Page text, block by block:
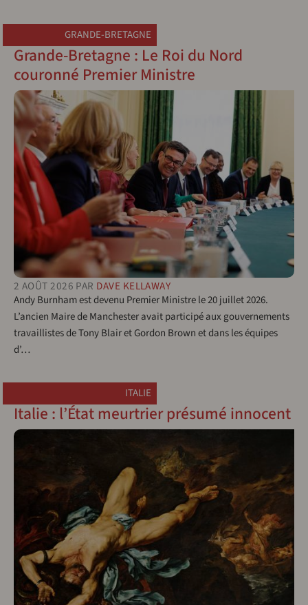
GRANDE-BRETAGNE
Grande-Bretagne : Le Roi du Nord
couronné Premier Ministre
2 AOÛT 2026 PAR DAVE KELLAWAY
Andy Burnham est devenu Premier Ministre le 20 juillet 2026.
L’ancien Maire de Manchester avait participé aux gouvernements
travaillistes de Tony Blair et Gordon Brown et dans les équipes
d’…
ITALIE
Italie : l’État meurtrier présumé innocent